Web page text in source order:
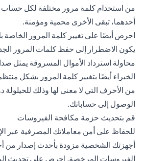
من استخدام كلمة مرور مختلفة لكل حساب
أحدهما، تبقى الأخرى محمية ومؤمنة.
يكون الاضطرار إلى حفظ كلمات المرور
محاولة استرداد الأموال المسروقة يمثل
الخبراء أيضًا بتغيير كلمة المرور بشكل
من الأحرف التي لا معنى لها وذلك
الوصول إلى حساباتك.
قم بتحديث حزمة مكافحة الفيروسات
للحفاظ على أمن معاملاتك المصرفية عبر
أجهزتك الشخصية مزودة بأحدث إصدار من
الفيروسات المرخصة. احرص على تحديث